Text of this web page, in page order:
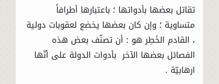
تقاتل بعضها بأدواتها ؛ باعتبارها أطرافاً
متساوية ؛ وإن كان بعضها يخضع لعقوبات دولية
، القادم الخَطِر هو : أن تصنّف بعض هذه
الفصائل بعضها الآخر بأدوات الدولة على أنّها
ارهابيّة .